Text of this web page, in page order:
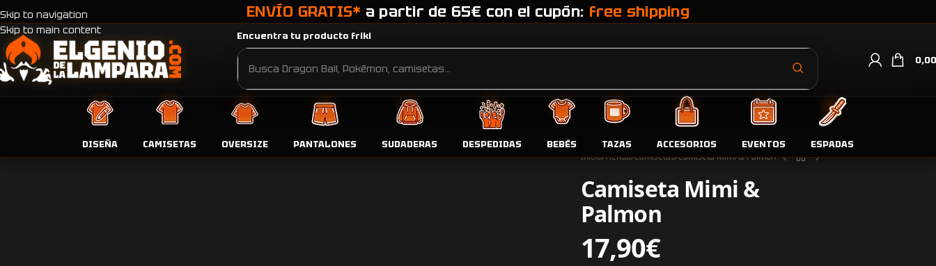
Skip to navigation
Skip to main content
ENVÍO GRATIS* a partir de 65€ con el cupón: free shipping
Encuentra tu producto friki
0,00
DISEÑA CAMISETAS OVERSIZE PANTALONES SUDADERAS DESPEDIDAS BEBÉS TAZAS ACCESORIOS EVENTOS
ESPADAS
Inicio Tienda Camisetas Camiseta Mimi & Palmon
Camiseta Mimi &
Palmon
17,90€